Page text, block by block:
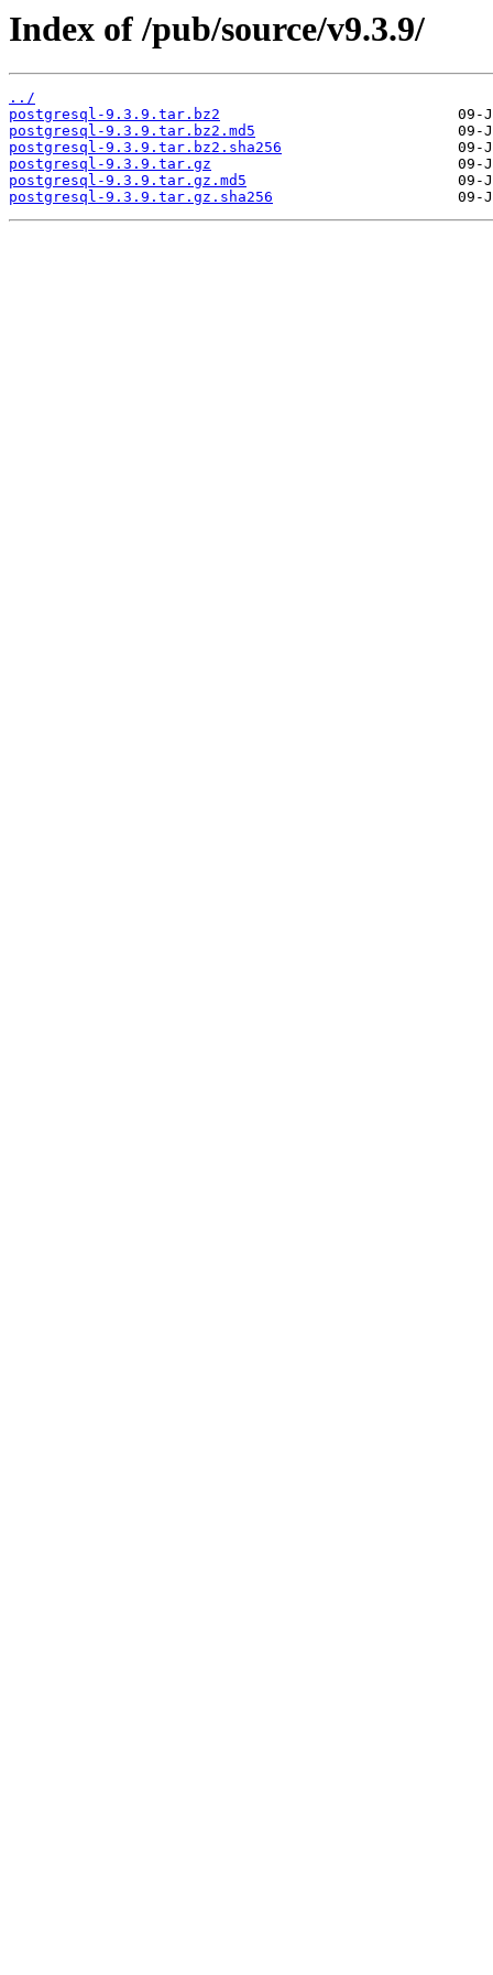
Index of /pub/source/v9.3.9/
../
postgresql-9.3.9.tar.bz2
postgresql-9.3.9.tar.bz2.md5
postgresql-9.3.9.tar.bz2.sha256
postgresql-9.3.9.tar.gz
postgresql-9.3.9.tar.gz.md5
postgresql-9.3.9.tar.gz.sha256